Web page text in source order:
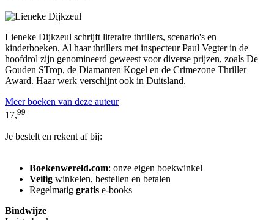
Lieneke Dijkzeul schrijft literaire thrillers, scenario's en
kinderboeken. Al haar thrillers met inspecteur Paul Vegter in de
hoofdrol zijn genomineerd geweest voor diverse prijzen, zoals De
Gouden STrop, de Diamanten Kogel en de Crimezone Thriller
Award. Haar werk verschijnt ook in Duitsland.
Meer boeken van deze auteur
17,99
Je bestelt en rekent af bij:
Boekenwereld.com: onze eigen boekwinkel
Veilig winkelen, bestellen en betalen
Regelmatig gratis e-books
Bindwijze